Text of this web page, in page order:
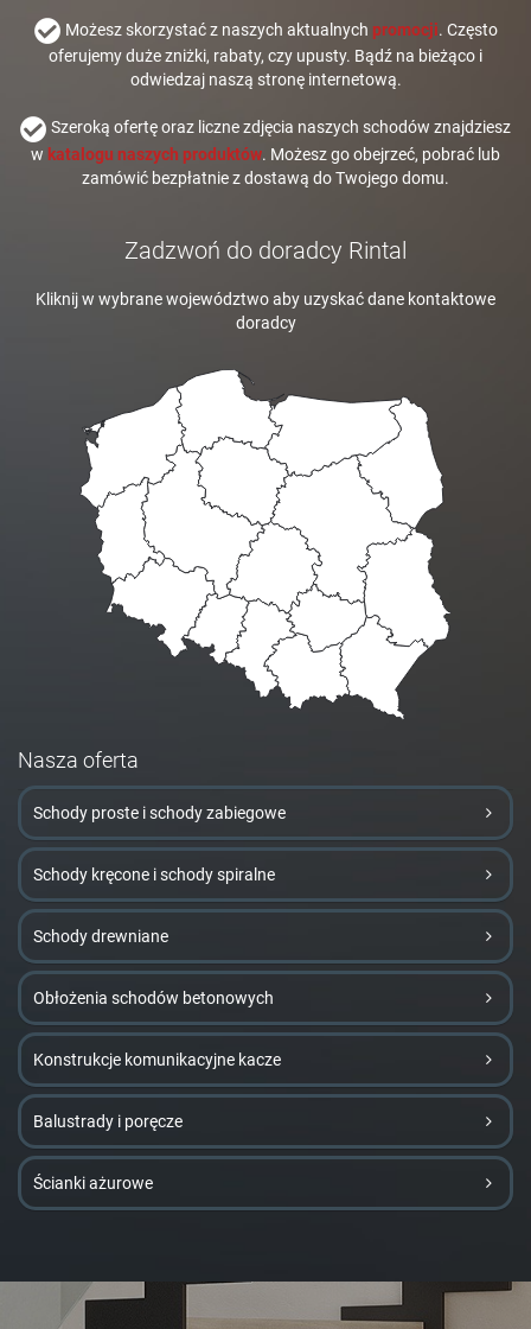
Możesz skorzystać z naszych aktualnych promocji. Często
oferujemy duże zniżki, rabaty, czy upusty. Bądź na bieżąco i
odwiedzaj naszą stronę internetową.
Szeroką ofertę oraz liczne zdjęcia naszych schodów znajdziesz
w katalogu naszych produktów. Możesz go obejrzeć, pobrać lub
zamówić bezpłatnie z dostawą do Twojego domu.
Zadzwoń do doradcy Rintal
Kliknij w wybrane województwo aby uzyskać dane kontaktowe
doradcy
Nasza oferta
Schody proste i schody zabiegowe
Schody kręcone i schody spiralne
Schody drewniane
Obłożenia schodów betonowych
Konstrukcje komunikacyjne kacze
Balustrady i poręcze
Ścianki ażurowe